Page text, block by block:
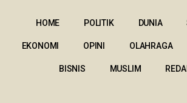
HOME POLITIK DUNIA
EKONOMI OPINI OLAHRAGA
BISNIS MUSLIM